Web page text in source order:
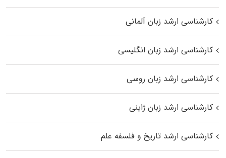
کارشناسی ارشد زبان آلمانی
کارشناسی ارشد زبان انگلیسی
کارشناسی ارشد زبان روسی
کارشناسی ارشد زبان ژاپنی
کارشناسی ارشد تاریخ و فلسفه علم